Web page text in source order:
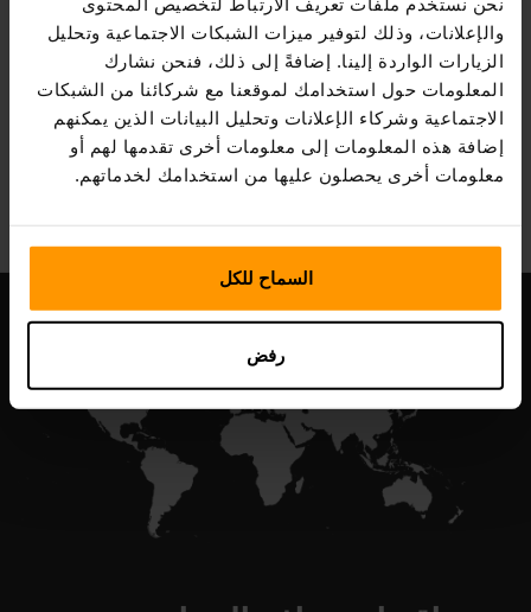
والإعلانات، وذلك لتوفير ميزات الشبكات الاجتماعية وتحليل
الزيارات الواردة إلينا. إضافةً إلى ذلك، فنحن نشارك
المعلومات حول استخدامك لموقعنا مع شركائنا من الشبكات
الاجتماعية وشركاء الإعلانات وتحليل البيانات الذين يمكنهم
إضافة هذه المعلومات إلى معلومات أخرى تقدمها لهم أو
معلومات أخرى يحصلون عليها من استخدامك لخدماتهم.
السماح للكل
رفض
Valheim
استضافة الخادم
All Games